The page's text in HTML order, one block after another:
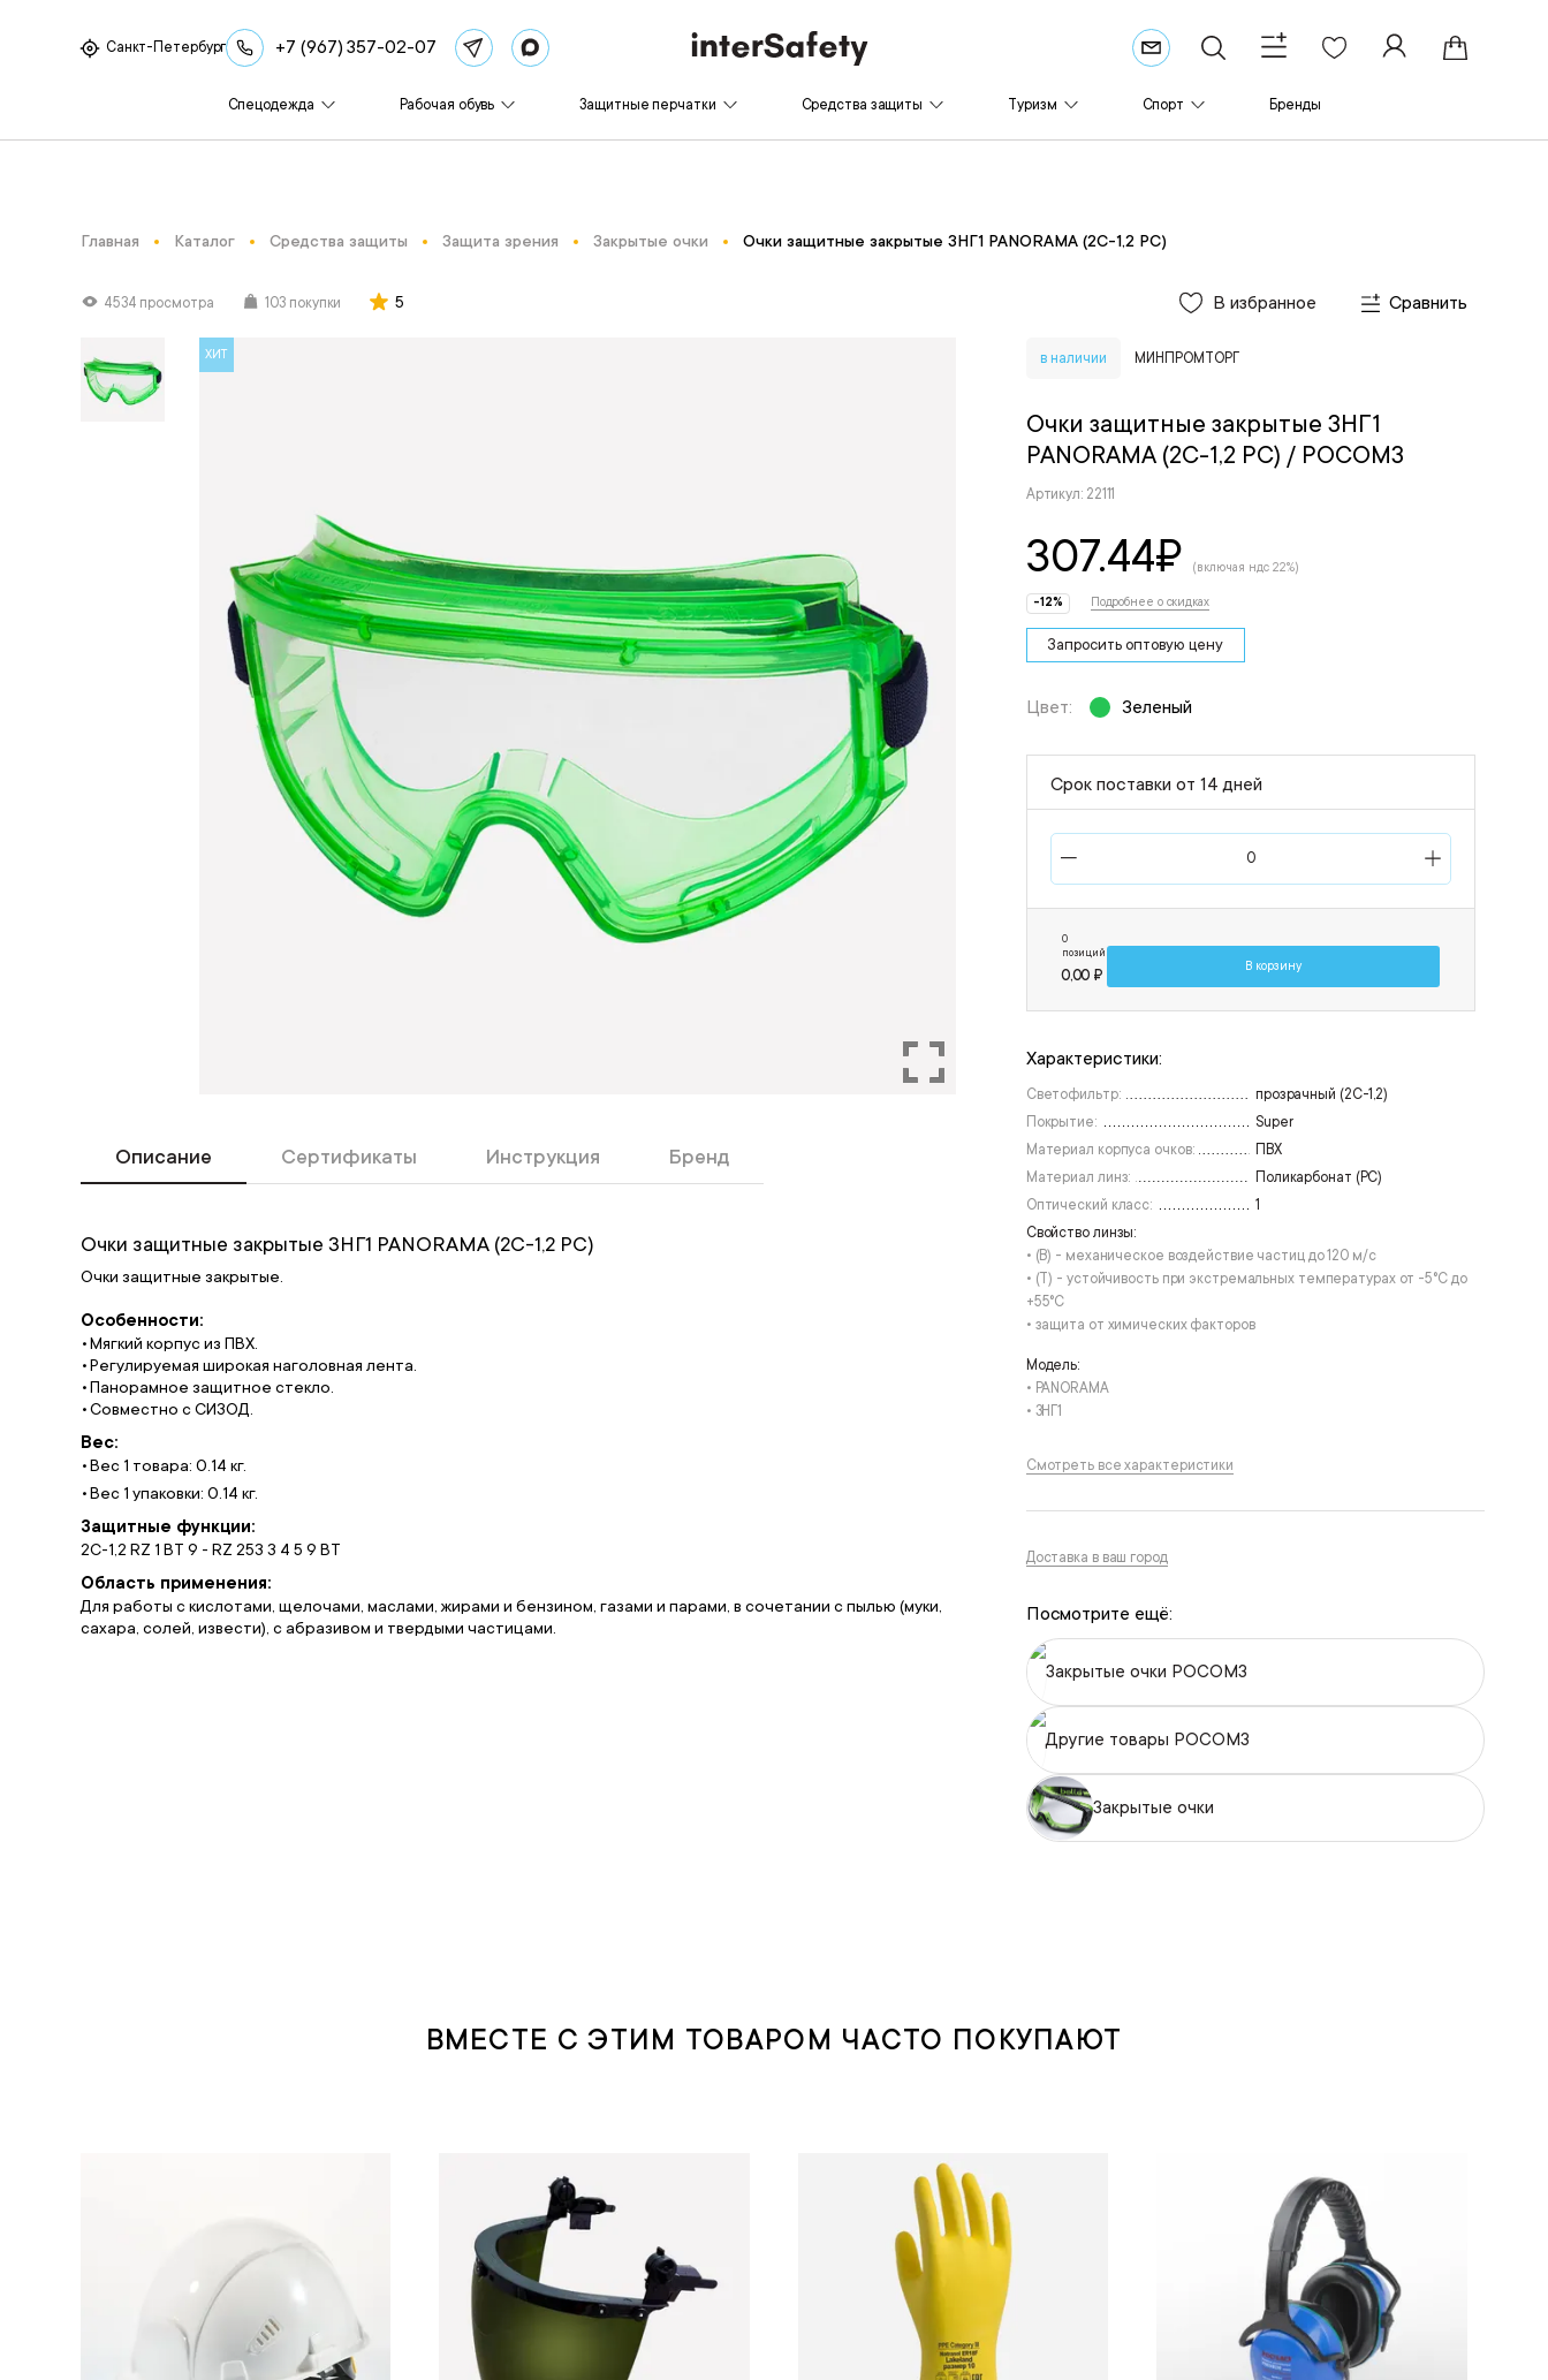
Санкт-Петербург +7 (967) 357-02-07
Спецодежда Рабочая обувь Защитные перчатки Средства защиты Туризм Спорт Бренды
Главная Каталог Средства защиты Защита зрения Закрытые очки Очки защитные закрытые ЗНГ1 PANORAMA (2C-1,2 PC)
4534 просмотра 103 покупки 5 В избранное Сравнить
ХИТ
Описание Сертификаты Инструкция Бренд
Очки защитные закрытые ЗНГ1 PANORAMA (2C-1,2 PC)
Очки защитные закрытые.
Особенности:
Мягкий корпус из ПВХ.
Регулируемая широкая наголовная лента.
Панорамное защитное стекло.
Совместно с СИЗОД.
Вес:
Вес 1 товара: 0.14 кг.
Вес 1 упаковки: 0.14 кг.
Защитные функции:
2C-1,2 RZ 1 BT 9 - RZ 253 3 4 5 9 BT
Область применения:
Для работы с кислотами, щелочами, маслами, жирами и бензином, газами и парами, в сочетании с пылью (муки,
сахара, солей, извести), с абразивом и твердыми частицами.
в наличии МИНПРОМТОРГ
Очки защитные закрытые ЗНГ1
PANORAMA (2C-1,2 PC) / РОСОМЗ
Артикул: 22111
307.44₽ (включая ндс 22%)
-12% Подробнее о скидках
Запросить оптовую цену
Цвет: Зеленый
Срок поставки от 14 дней
0
позиций
0,00 ₽
В корзину
Характеристики:
Светофильтр:
прозрачный (2С-1,2)
Покрытие:
Super
Материал корпуса очков:
ПВХ
Материал линз:
Поликарбонат (РС)
Оптический класс:
1
Свойство линзы:
• (B) - механическое воздействие частиц до 120 м/с
• (T) - устойчивость при экстремальных температурах от -5°С до
+55°С
• защита от химических факторов
Модель:
• PANORAMA
• ЗНГ1
Смотреть все характеристики
Доставка в ваш город
Посмотрите ещё:
Закрытые очки РОСОМЗ
Другие товары РОСОМЗ
Закрытые очки
ВМЕСТЕ С ЭТИМ ТОВАРОМ ЧАСТО ПОКУПАЮТ